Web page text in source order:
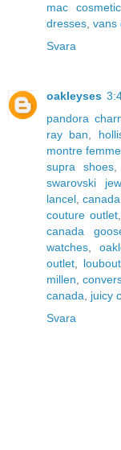
mac
dresses vans
Svara
oakleyses
pandora
ray ban
montre femme
supra shoes,
swarovski
lancel ,
couture outlet
canada
watches
outlet
millen
canada
juicy
Svara